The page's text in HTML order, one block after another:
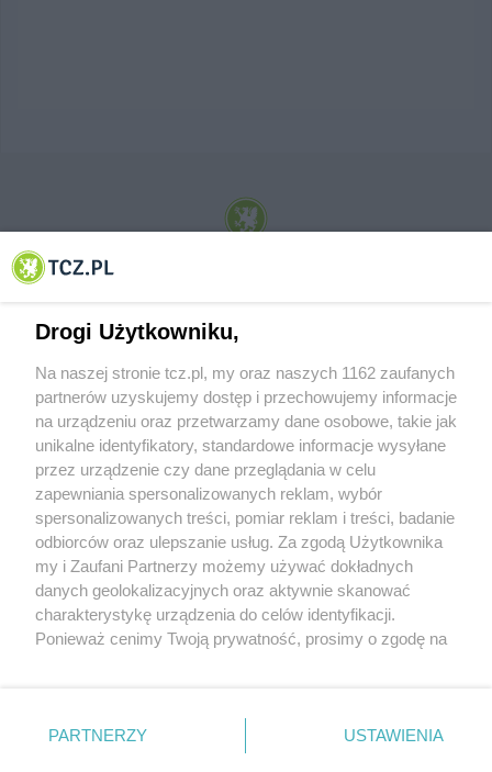
© 2001-2026 Tczew - TCZ.PL Sp. z o.o. Internetowy Serwis Informacyjny Miasta
O FIRMIE POLITYKA PRYWATNOŚCI HOSTING
REKLAMA WSPÓŁPRACA RSS FACEBOOK KONTAKT
Nasze serwisy
Aktualności
Tcz24
Historia miasta
Muzyka i kultura
Archiwum wydarzeń
Zdjęcia miasta
Drogi Użytkowniku,
Na naszej stronie tcz.pl, my oraz naszych 1162 zaufanych
partnerów uzyskujemy dostęp i przechowujemy informacje
na urządzeniu oraz przetwarzamy dane osobowe, takie jak
unikalne identyfikatory, standardowe informacje wysyłane
przez urządzenie czy dane przeglądania w celu
zapewniania spersonalizowanych reklam, wybór
spersonalizowanych treści, pomiar reklam i treści, badanie
odbiorców oraz ulepszanie usług. Za zgodą Użytkownika
my i Zaufani Partnerzy możemy używać dokładnych
danych geolokalizacyjnych oraz aktywnie skanować
charakterystykę urządzenia do celów identyfikacji.
Ponieważ cenimy Twoją prywatność, prosimy o zgodę na
znajdujący się w lewym dolnym rogu strony
. Niektóre
PARTNERZY USTAWIENIA